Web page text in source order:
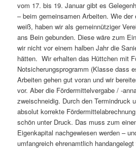
vom 17. bis 19. Januar gibt es
– beim gemeinsamen Arbeiten. Wie der
weiß, haben wir als gemeinnütziger
ans Bein gebunden. Diese wäre zum
wir nicht vor einem halben Jahr die
hätten. Wir erhalten das Hüttchen mit
Notsicherungsprogramm (Klasse dass
Arbeiten gehen gut voran und wir
vor. Aber die Fördermittelvergabe / -
zweischneidig. Durch den Termindruck
absolut korrekte
schön unter Druck. Das muss zum
Eigenkapital nachgewiesen werden –
umfangreich ehrenamtlich handangelegt